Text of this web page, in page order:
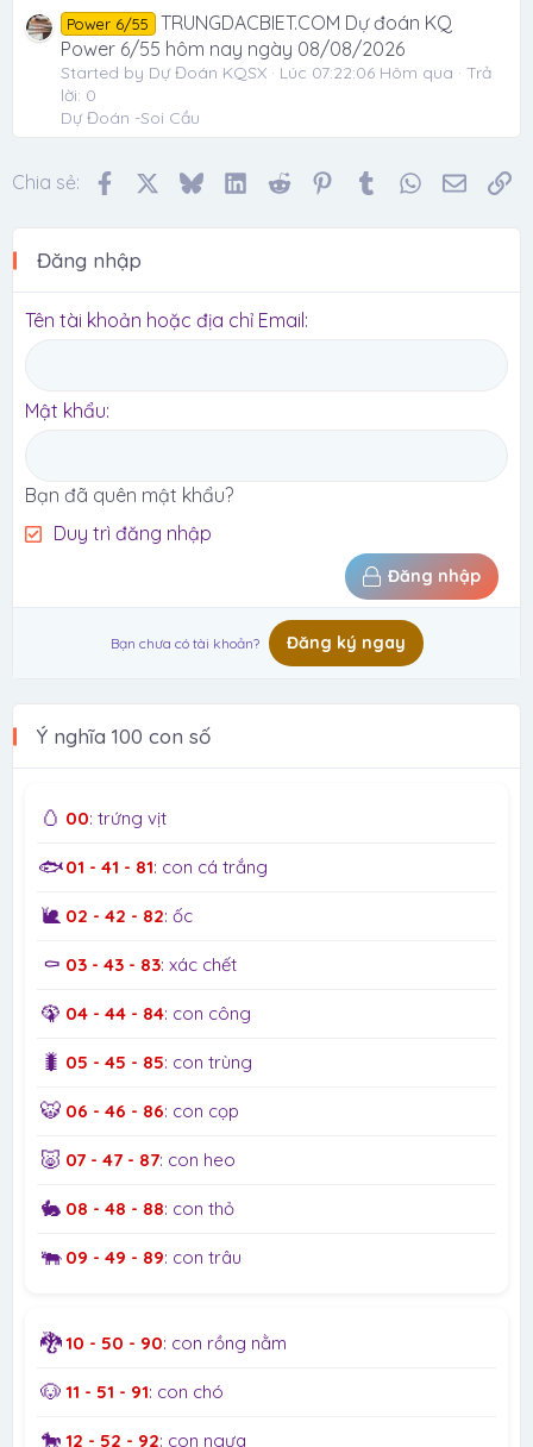
Power 6/55
TRUNGDACBIET.COM Dự đoán KQ
Power 6/55 hôm nay ngày 08/08/2026
Started by Dự Đoán KQSX Lúc 07:22:06 Hôm qua
Trả
lời: 0
Dự Đoán -Soi Cầu
Chia sẻ: FacebookBlueskyLinkedIn
Reddit Pinterest
Tumblr WhatsApp
Email
Đăng nhập
Tên tài khoản hoặc địa chỉ Email
Mật khẩu
Bạn đã quên mật khẩu?
Duy trì đăng nhập
Đăng nhập
Bạn chưa có tài khoản? Đăng ký ngay
Ý nghĩa 100 con số
🥚 00: trứng vịt
🐟01 - 41 - 81: con cá trắng
🐌 02 - 42 - 82: ốc
⚰️ 03 - 43 - 83: xác chết
🦚 04 - 44 - 84: con công
🐛 05 - 45 - 85: con trùng
🐯 06 - 46 - 86: con cọp
🐷 07 - 47 - 87: con heo
🐇 08 - 48 - 88: con thỏ
🐃 09 - 49 - 89: con trâu
🐉10 - 50 - 90: con rồng nằm
🐶 11 - 51 - 91: con chó
🐎 12 - 52 - 92: con ngựa